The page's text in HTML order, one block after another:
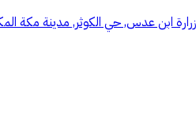
ابن عدس, حي الكوثر, مدينة مكة